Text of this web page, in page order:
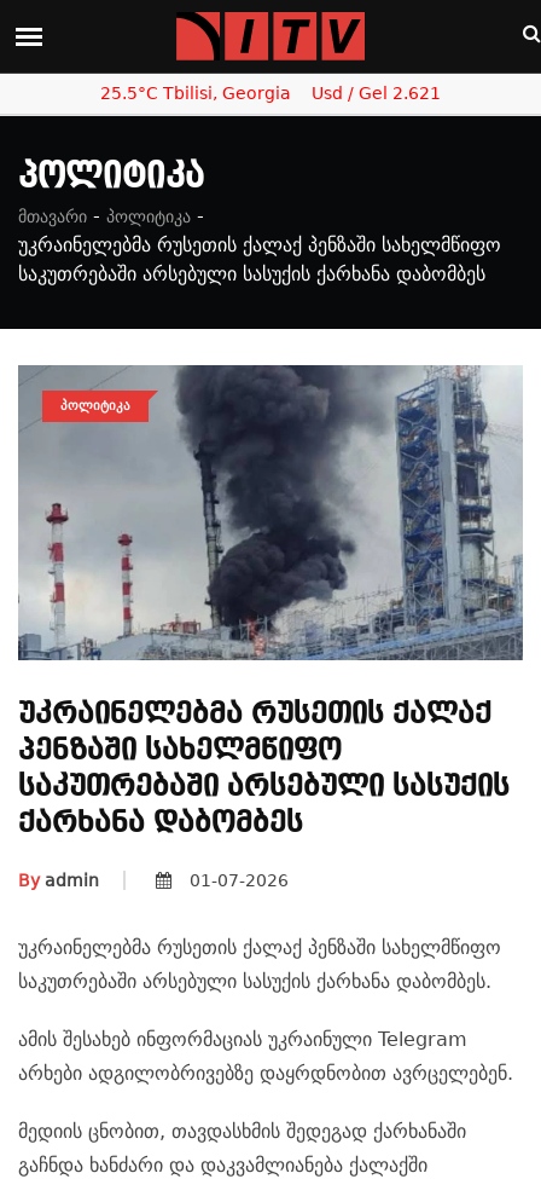
25.5°C Tbilisi, Georgia Usd / Gel 2.621
Პოლიტიკა
მთავარი - პოლიტიკა -
უკრაინელებმა რუსეთის ქალაქ პენზაში სახელმწიფო
საკუთრებაში არსებული სასუქის ქარხანა დაბომბეს
ᲞᲝᲚᲘᲢᲘᲙᲐ
Უკრაინელებმა Რუსეთის Ქალაქ
Პენზაში Სახელმწიფო
Საკუთრებაში Არსებული Სასუქის
Ქარხანა Დაბომბეს
Byadmin 01-07-2026
უკრაინელებმა რუსეთის ქალაქ პენზაში სახელმწიფო
საკუთრებაში არსებული სასუქის ქარხანა დაბომბეს.
ამის შესახებ ინფორმაციას უკრაინული Telegram
არხები ადგილობრივებზე დაყრდნობით ავრცელებენ.
მედიის ცნობით, თავდასხმის შედეგად ქარხანაში
გაჩნდა ხანძარი და დაკვამლიანება ქალაქში